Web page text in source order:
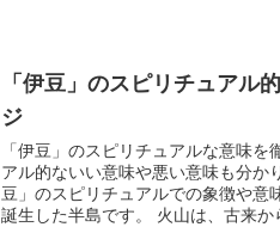
「伊豆」のスピリチュアル
ジ
「伊豆」のスピリチュアルな意味
アル的ないい意味や悪い意味も分か
豆」のスピリチュアルでの象徴や意
誕生した半島です。 火山は、古来か